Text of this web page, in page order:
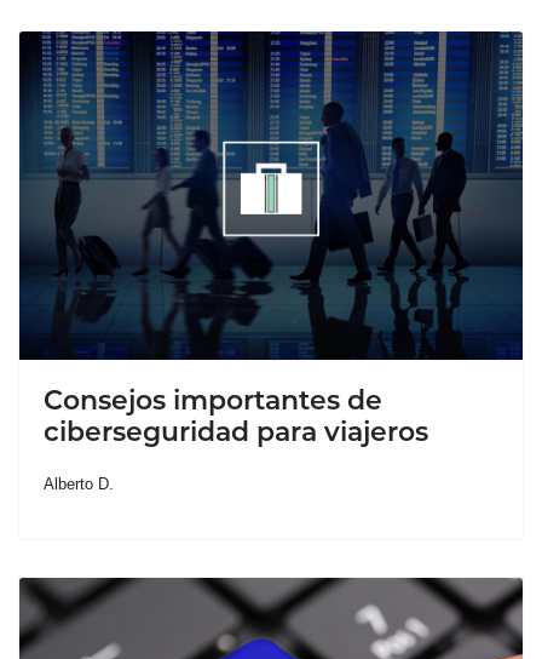
Consejos importantes de
ciberseguridad para viajeros
Alberto D.